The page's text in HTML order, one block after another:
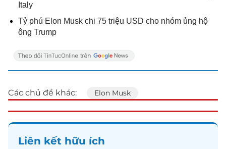
Italy
Tỷ phú Elon Musk chi 75 triệu USD cho nhóm ủng hộ
ông Trump
Các chủ đề khác: Elon Musk
Liên kết hữu ích